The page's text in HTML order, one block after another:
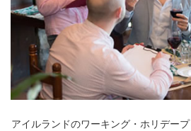
アイルランドのワーキング・ホリデー